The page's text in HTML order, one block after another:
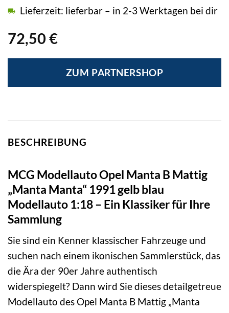
72,50 €
Lieferzeit: lieferbar – in 2-3 Werktagen bei dir
ZUM PARTNERSHOP
BESCHREIBUNG
MCG Modellauto Opel Manta B Mattig
„Manta Manta“ 1991 gelb blau
Modellauto 1:18 – Ein Klassiker für Ihre
Sammlung
Sie sind ein Kenner klassischer Fahrzeuge und
suchen nach einem ikonischen Sammlerstück, das
die Ära der 90er Jahre authentisch
widerspiegelt? Dann wird Sie dieses detailgetreue
Modellauto des Opel Manta B Mattig „Manta